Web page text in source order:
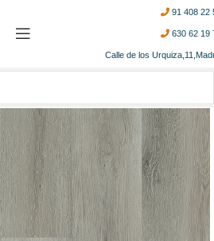
91 408 22
630 62 19
Calle de los